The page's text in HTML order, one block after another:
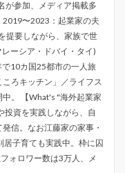
が参加、メディア掲載多
〜2023：起業家の夫
提要しながら、家族で世
ーシア・ドバイ・タイ)
10カ国25都市の一人旅
ろキッチン」／ライフス
。 【What's "海外起業家
投資を実践しながら、自
信。なお江藤家の家事・
子育ても実践中。枠に囚
ォロワー数は3万人、メ